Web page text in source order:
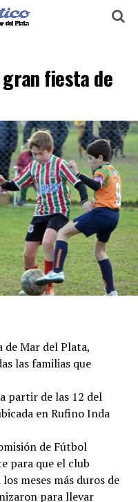
fiesta de
de Mar del Plata,
las familias que
partir de las 12 del
en Rufino Inda
de Fútbol
para que el club
meses más duros de
para llevar